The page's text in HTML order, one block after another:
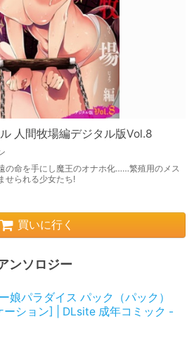
人間牧場編デジタル版Vol.8
の命を手にし魔王のオナホ化……繁殖用のメス
せられる少女たち!
買いに行く
ンソロジー
娘パラダイス パック（パック）
ーション] | DLsite 成年コミック -